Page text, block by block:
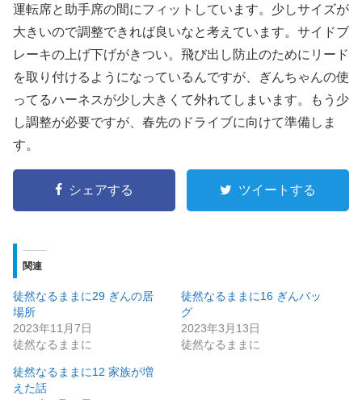
運転席と助手席の間にフィットしています。少しサイズが
大きいので調整できれば良いなと考えています。サイドブ
レーキの上げ下げがきつい。飛び出し防止のためにリード
を取り付けるようになっているんですが、ぎんちゃんの使
ってるハーネスが少し大きくて外れてしまいます。もう少
し調整が必要ですが、春先のドライブに向けて準備しま
す。
シェアする ツイートする
関連
徒然なるままに29 ぎんの居
場所
2023年11月7日
徒然なるままに
徒然なるままに16 ぎんバッ
グ
2023年3月13日
徒然なるままに
徒然なるままに12 家族が増
えた話